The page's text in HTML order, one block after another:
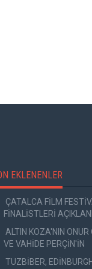
EKLENENLER
ÇATALCA FİLM
FİNALİSTLERİ
ALTIN KOZA'NIN
VE VAHİDE PERÇİN'İN
TUZBİBER,